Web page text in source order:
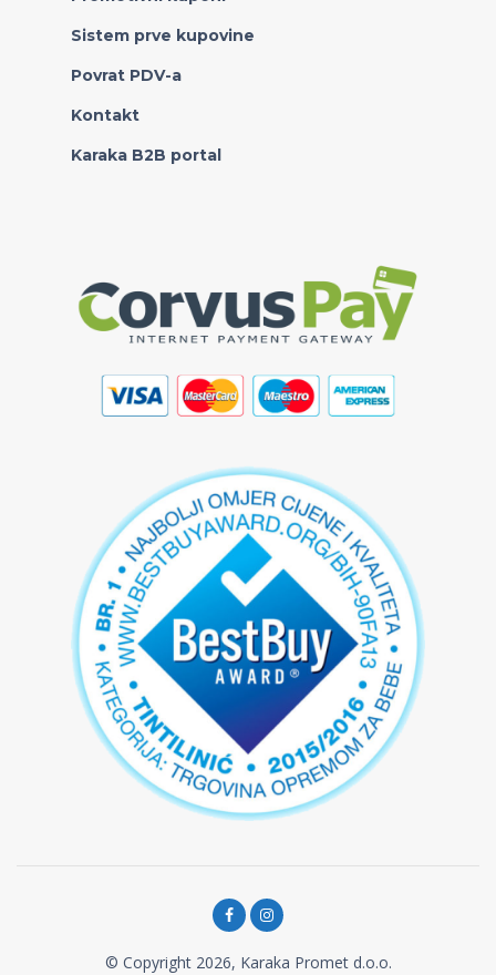
Sistem prve kupovine
Povrat PDV-a
Kontakt
Karaka B2B portal
© Copyright 2026, Karaka Promet d.o.o.